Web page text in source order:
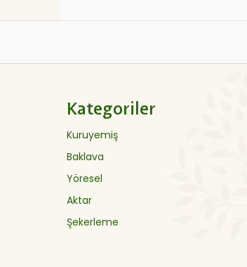
Kategoriler
Kuruyemiş
Baklava
Yöresel
Aktar
Şekerleme